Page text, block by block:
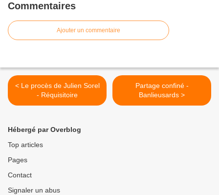
Commentaires
Ajouter un commentaire
< Le procès de Julien Sorel
- Réquisitoire
Partage confiné -
Banlieusards >
Hébergé par Overblog
Top articles
Pages
Contact
Signaler un abus